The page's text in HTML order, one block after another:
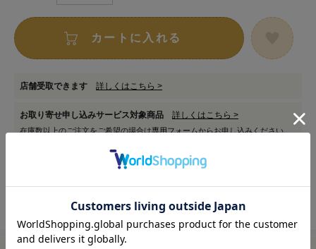
カートに入れる
店舗受取できます 詳しくはこちら >
お取り寄せ申し込みサービス対象商品 詳しくはこちら >
在庫数以上のご注文をご希望の場合は専用フォームからお申し込みください。